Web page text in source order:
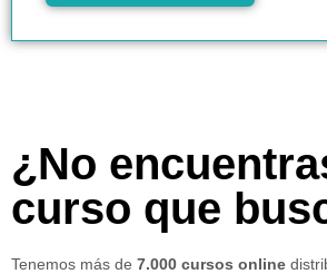
¿No
curso que
Tenemos más de 7.000 cursos online